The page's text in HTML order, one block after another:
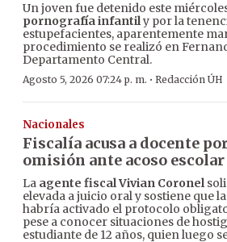
Un joven fue detenido este
pornografía infantily por la
estupefacientes, aparentemente
procedimiento se realizó en
Departamento Central.
Agosto 5, 2026 07:24 p. m. · Redacción ÚH
Nacionales
Fiscalía acusa a docente
omisión ante acoso escolar
La agente fiscal Vivian Coronel
elevada a juicio oral y sostiene que
habría activado el protocolo
pese a conocer situaciones de
estudiante de 12 años, quien luego